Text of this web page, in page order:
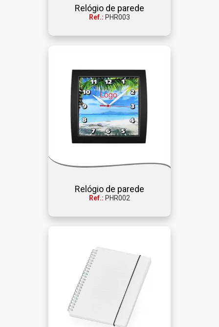
Relógio de parede
Ref.: PHR003
Relógio de parede
Ref.: PHR002